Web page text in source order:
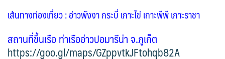
ร์ก (BENELUX) 1 จอร์เจีย อาร์เมเนีย
อิตาลี สวิส ฝรั่งเศส 3 สเปน โปรตุเกส
เส้นทางท่องเที่ยว : อ่าวพังงา กระบี่ เกาะไข่ เกาะพีพี เกาะราชา
สถานที่ขึ้นเรือท่าเรืออ่าวปอมารีน่า จ.ภูเก็ต
https://goo.gl/maps/GZppvtkJFtohqb82A